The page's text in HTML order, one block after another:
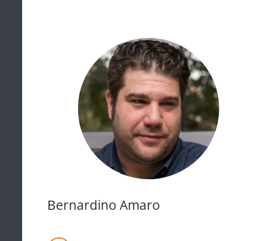
Bernardino Amaro